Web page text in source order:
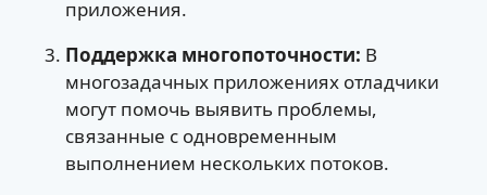
приложения.
Поддержка многопоточности: В
многозадачных приложениях отладчики
могут помочь выявить проблемы,
связанные с одновременным
выполнением нескольких потоков.